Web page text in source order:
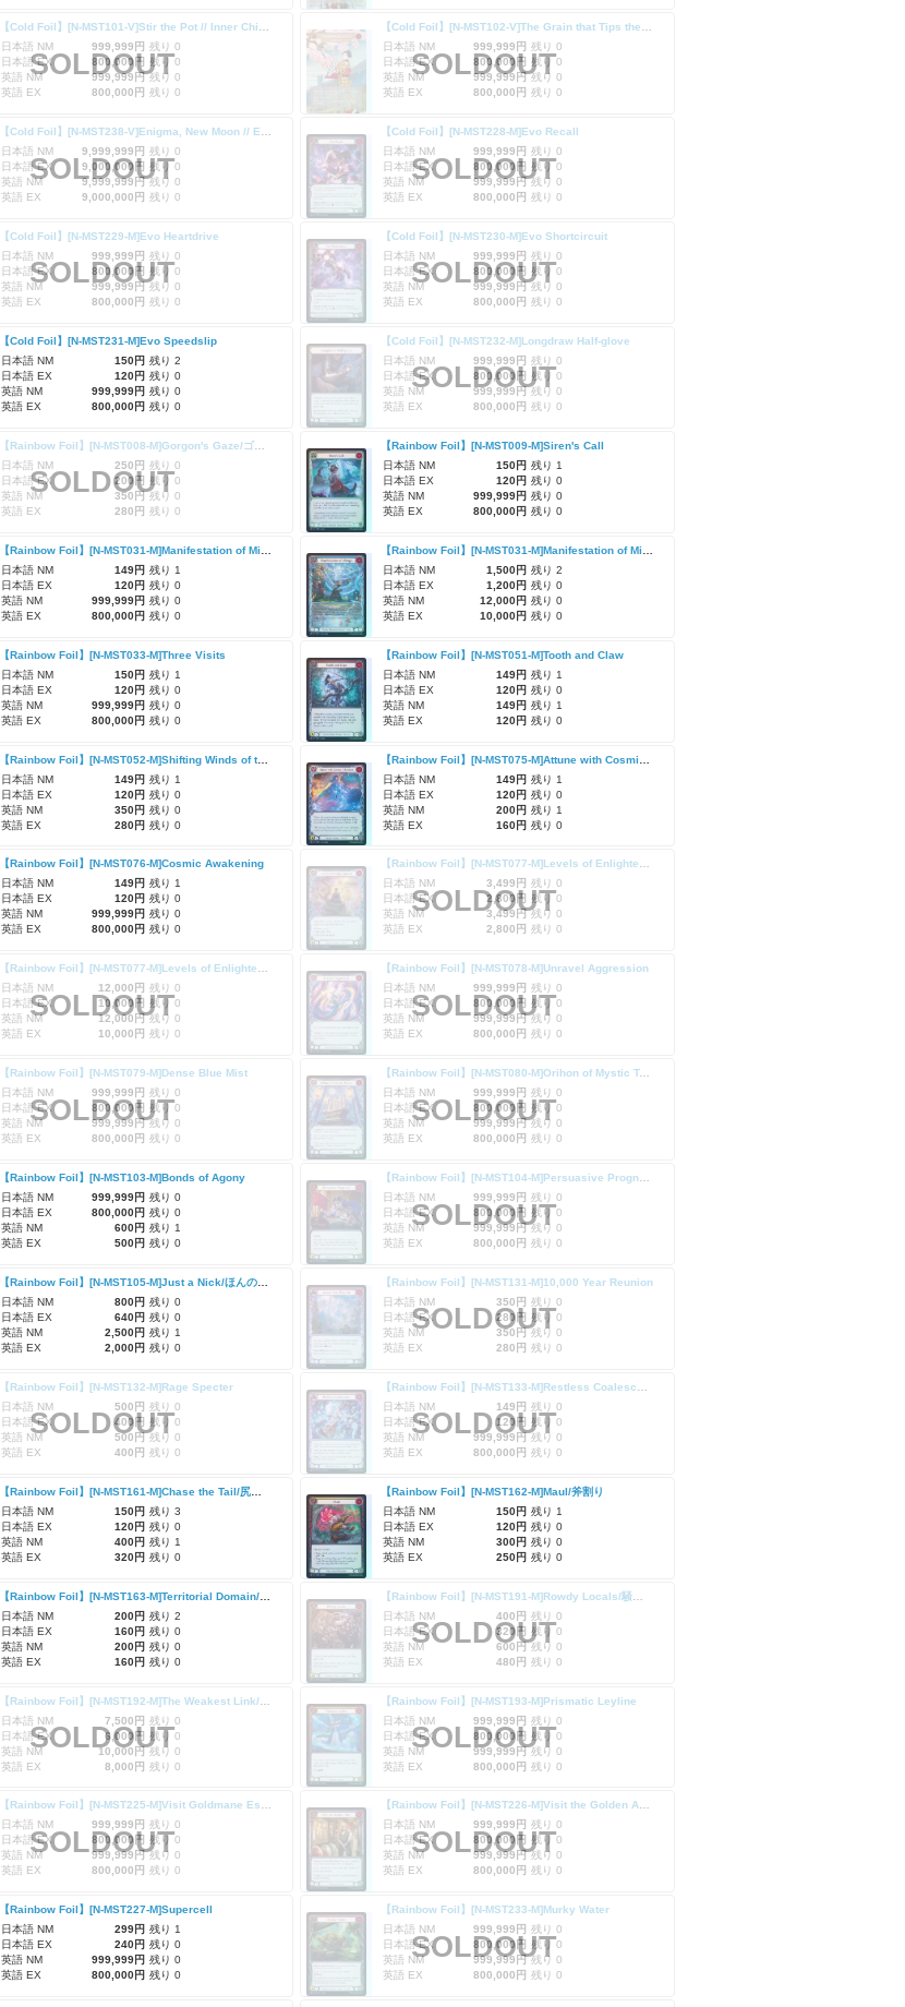
【Cold Foil】[N-MST101-V]Stir the Pot // Inner Chi (Full Art)
日本語 NM
999,999円 残り 0
日本語 EX
800,000円 残り 0
英語 NM
999,999円 残り 0
英語 EX
800,000円 残り 0
SOLDOUT
【Cold Foil】[N-MST102-V]The Grain that Tips the Scale // Inner Chi (Full Art)
日本語 NM
999,999円 残り 0
日本語 EX
800,000円 残り 0
英語 NM
999,999円 残り 0
英語 EX
800,000円 残り 0
SOLDOUT
日本語 NM
9,999,999円 残り 0
日本語 EX
9,000,000円 残り 0
英語 NM
9,999,999円 残り 0
英語 EX
9,000,000円 残り 0
SOLDOUT
【Cold Foil】[N-MST228-M]Evo Recall
日本語 NM
999,999円 残り 0
日本語 EX
800,000円 残り 0
英語 NM
999,999円 残り 0
英語 EX
800,000円 残り 0
SOLDOUT
【Cold Foil】[N-MST229-M]Evo Heartdrive
日本語 NM
999,999円 残り 0
日本語 EX
800,000円 残り 0
英語 NM
999,999円 残り 0
英語 EX
800,000円 残り 0
SOLDOUT
【Cold Foil】[N-MST230-M]Evo Shortcircuit
日本語 NM
999,999円 残り 0
日本語 EX
800,000円 残り 0
英語 NM
999,999円 残り 0
英語 EX
800,000円 残り 0
SOLDOUT
【Cold Foil】[N-MST231-M]Evo Speedslip
日本語 NM
150円 残り 2
日本語 EX
120円 残り 0
英語 NM
999,999円 残り 0
英語 EX
800,000円 残り 0
【Cold Foil】[N-MST232-M]Longdraw Half-glove
日本語 NM
999,999円 残り 0
日本語 EX
800,000円 残り 0
英語 NM
999,999円 残り 0
英語 EX
800,000円 残り 0
SOLDOUT
日本語 NM
250円 残り 0
日本語 EX
200円 残り 0
英語 NM
350円 残り 0
英語 EX
280円 残り 0
SOLDOUT
【Rainbow Foil】[N-MST009-M]Siren's Call
日本語 NM
150円 残り 1
日本語 EX
120円 残り 0
英語 NM
999,999円 残り 0
英語 EX
800,000円 残り 0
日本語 NM
149円 残り 1
日本語 EX
120円 残り 0
英語 NM
999,999円 残り 0
英語 EX
800,000円 残り 0
日本語 NM
1,500円 残り 2
日本語 EX
1,200円 残り 0
英語 NM
12,000円 残り 0
英語 EX
10,000円 残り 0
【Rainbow Foil】[N-MST033-M]Three Visits
日本語 NM
150円 残り 1
日本語 EX
120円 残り 0
英語 NM
999,999円 残り 0
英語 EX
800,000円 残り 0
【Rainbow Foil】[N-MST051-M]Tooth and Claw
日本語 NM
149円 残り 1
日本語 EX
120円 残り 0
英語 NM
149円 残り 1
英語 EX
120円 残り 0
【Rainbow Foil】[N-MST052-M]Shifting Winds of the Mystic Beast/神秘の獣の風変え
日本語 NM
149円 残り 1
日本語 EX
120円 残り 0
英語 NM
350円 残り 0
英語 EX
280円 残り 0
日本語 NM
149円 残り 1
日本語 EX
120円 残り 0
英語 NM
200円 残り 1
英語 EX
160円 残り 0
【Rainbow Foil】[N-MST076-M]Cosmic Awakening
日本語 NM
149円 残り 1
日本語 EX
120円 残り 0
英語 NM
999,999円 残り 0
英語 EX
800,000円 残り 0
【Rainbow Foil】[N-MST077-M]Levels of Enlightenment/悟りの段階
日本語 NM
3,499円 残り 0
日本語 EX
2,800円 残り 0
英語 NM
3,499円 残り 0
英語 EX
2,800円 残り 0
SOLDOUT
【Rainbow Foil】[N-MST077-M]Levels of Enlightenment (Extended Art)/悟りの段階
日本語 NM
12,000円 残り 0
日本語 EX
10,000円 残り 0
英語 NM
12,000円 残り 0
英語 EX
10,000円 残り 0
SOLDOUT
【Rainbow Foil】[N-MST078-M]Unravel Aggression
日本語 NM
999,999円 残り 0
日本語 EX
800,000円 残り 0
英語 NM
999,999円 残り 0
英語 EX
800,000円 残り 0
SOLDOUT
【Rainbow Foil】[N-MST079-M]Dense Blue Mist
日本語 NM
999,999円 残り 0
日本語 EX
800,000円 残り 0
英語 NM
999,999円 残り 0
英語 EX
800,000円 残り 0
SOLDOUT
【Rainbow Foil】[N-MST080-M]Orihon of Mystic Tenets
日本語 NM
999,999円 残り 0
日本語 EX
800,000円 残り 0
英語 NM
999,999円 残り 0
英語 EX
800,000円 残り 0
SOLDOUT
【Rainbow Foil】[N-MST103-M]Bonds of Agony
日本語 NM
999,999円 残り 0
日本語 EX
800,000円 残り 0
英語 NM
600円 残り 1
英語 EX
500円 残り 0
日本語 NM
999,999円 残り 0
日本語 EX
800,000円 残り 0
英語 NM
999,999円 残り 0
英語 EX
800,000円 残り 0
SOLDOUT
日本語 NM
800円 残り 0
日本語 EX
640円 残り 0
英語 NM
2,500円 残り 1
英語 EX
2,000円 残り 0
【Rainbow Foil】[N-MST131-M]10,000 Year Reunion
日本語 NM
350円 残り 0
日本語 EX
280円 残り 0
英語 NM
350円 残り 0
英語 EX
280円 残り 0
SOLDOUT
【Rainbow Foil】[N-MST132-M]Rage Specter
日本語 NM
500円 残り 0
日本語 EX
400円 残り 0
英語 NM
500円 残り 0
英語 EX
400円 残り 0
SOLDOUT
日本語 NM
149円 残り 0
日本語 EX
120円 残り 0
英語 NM
999,999円 残り 0
英語 EX
800,000円 残り 0
SOLDOUT
日本語 NM
150円 残り 3
日本語 EX
120円 残り 0
英語 NM
400円 残り 1
英語 EX
320円 残り 0
【Rainbow Foil】[N-MST162-M]Maul/斧割り
日本語 NM
150円 残り 1
日本語 EX
120円 残り 0
英語 NM
300円 残り 0
英語 EX
250円 残り 0
日本語 NM
200円 残り 2
日本語 EX
160円 残り 0
英語 NM
200円 残り 0
英語 EX
160円 残り 0
日本語 NM
400円 残り 0
日本語 EX
320円 残り 0
英語 NM
600円 残り 0
英語 EX
480円 残り 0
SOLDOUT
日本語 NM
7,500円 残り 0
日本語 EX
6,000円 残り 0
英語 NM
10,000円 残り 0
英語 EX
8,000円 残り 0
SOLDOUT
【Rainbow Foil】[N-MST193-M]Prismatic Leyline
日本語 NM
999,999円 残り 0
日本語 EX
800,000円 残り 0
英語 NM
999,999円 残り 0
英語 EX
800,000円 残り 0
SOLDOUT
【Rainbow Foil】[N-MST225-M]Visit Goldmane Estate
日本語 NM
999,999円 残り 0
日本語 EX
800,000円 残り 0
英語 NM
999,999円 残り 0
英語 EX
800,000円 残り 0
SOLDOUT
【Rainbow Foil】[N-MST226-M]Visit the Golden Anvil/黄金の金床の訪問
日本語 NM
999,999円 残り 0
日本語 EX
800,000円 残り 0
英語 NM
999,999円 残り 0
英語 EX
800,000円 残り 0
SOLDOUT
【Rainbow Foil】[N-MST227-M]Supercell
日本語 NM
299円 残り 1
日本語 EX
240円 残り 0
英語 NM
999,999円 残り 0
英語 EX
800,000円 残り 0
【Rainbow Foil】[N-MST233-M]Murky Water
日本語 NM
999,999円 残り 0
日本語 EX
800,000円 残り 0
英語 NM
999,999円 残り 0
英語 EX
800,000円 残り 0
SOLDOUT